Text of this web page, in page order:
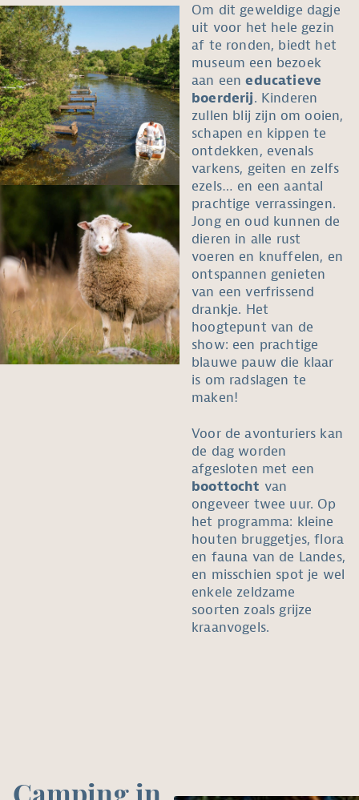
Om dit geweldige dagje
uit voor het hele gezin
af te ronden, biedt het
museum een bezoek
aan eeneducatieve
boerderij. Kinderen
zullen blij zijn om ooien,
schapen en kippen te
ontdekken, evenals
varkens, geiten en zelfs
ezels… en een aantal
prachtige verrassingen.
Jong en oud kunnen de
dieren in alle rust
voeren en knuffelen, en
ontspannen genieten
van een verfrissend
drankje. Het
hoogtepunt van de
show: een prachtige
blauwe pauw die klaar
is om radslagen te
maken!
Voor de avonturiers kan
de dag worden
afgesloten met een
boottocht van
ongeveer twee uur. Op
het programma: kleine
houten bruggetjes, flora
en fauna van de Landes,
en misschien spot je wel
enkele zeldzame
soorten zoals grijze
kraanvogels.